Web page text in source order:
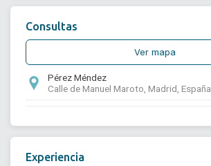
Consultas
Ver mapa
Pérez Méndez
Calle de Manuel Maroto, Madrid, España
Experiencia